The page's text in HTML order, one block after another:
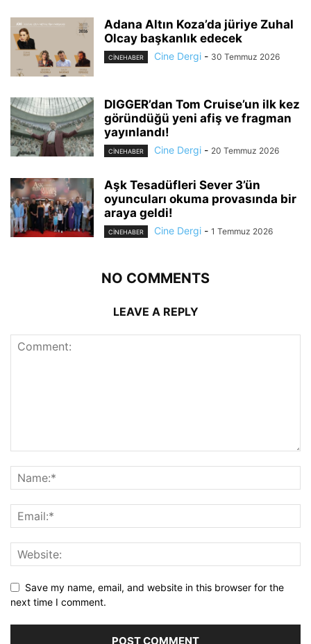
Adana Altın Koza’da jüriye Zuhal
Olcay başkanlık edecek
CINEHABER Cine Dergi - 30 Temmuz 2026
DIGGER’dan Tom Cruise’un ilk kez
göründüğü yeni afiş ve fragman
yayınlandı!
CINEHABER Cine Dergi - 20 Temmuz 2026
Aşk Tesadüfleri Sever 3’ün
oyuncuları okuma provasında bir
araya geldi!
CINEHABER Cine Dergi - 1 Temmuz 2026
NO COMMENTS
LEAVE A REPLY
Save my name, email, and website in this browser for the
next time I comment.